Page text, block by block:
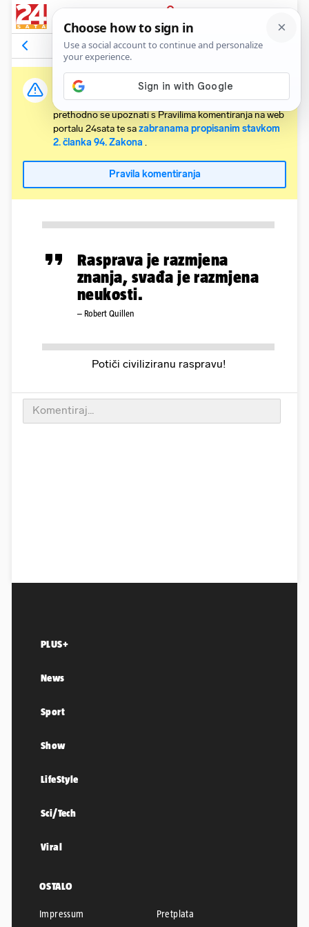
PRIJAVA
Komentari Relevantni
Važna obavijest:
Svaki korisnik koji želi komentirati članke obvezan je
prethodno se upoznati s Pravilima komentiranja na web
portalu 24sata te sazabranama propisanim stavkom
2. članka 94. Zakona .
Pravila komentiranja
Rasprava je razmjena
znanja, svađa je razmjena
neukosti.
– Robert Quillen
Potiči civiliziranu raspravu!
PLUS+
News
Sport
Show
LifeStyle
Sci/Tech
Viral
OSTALO
Impressum Pretplata